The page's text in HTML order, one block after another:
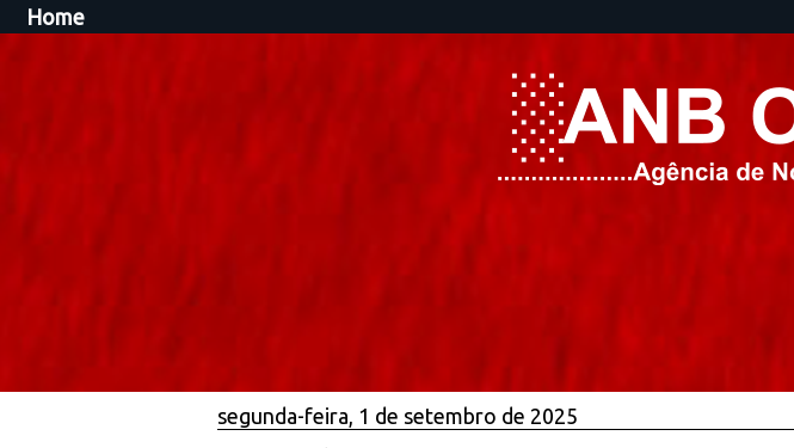
Home
segunda-feira, 1 de setembro de 2025